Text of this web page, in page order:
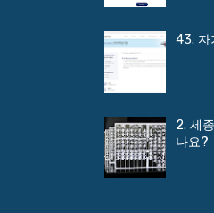
43. 자
2. 세
나요?